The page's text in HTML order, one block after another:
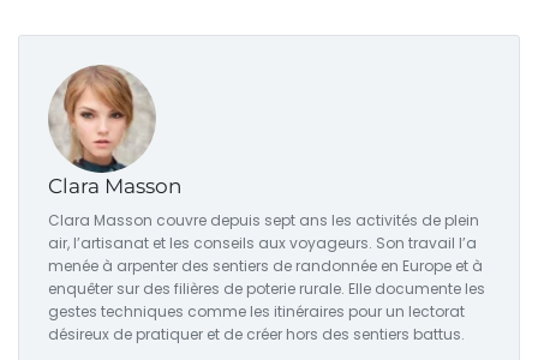
Clara Masson
Clara Masson couvre depuis sept ans les activités de plein
air, l’artisanat et les conseils aux voyageurs. Son travail l’a
menée à arpenter des sentiers de randonnée en Europe et à
enquêter sur des filières de poterie rurale. Elle documente les
gestes techniques comme les itinéraires pour un lectorat
désireux de pratiquer et de créer hors des sentiers battus.